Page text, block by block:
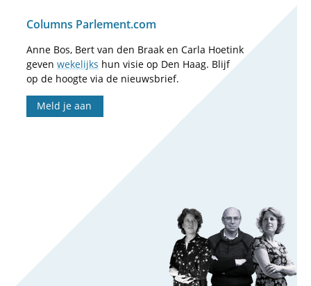
Columns Parlement.com
Anne Bos, Bert van den Braak en Carla Hoetink
geven wekelijks hun visie op Den Haag. Blijf
op de hoogte via de nieuwsbrief.
Meld je aan